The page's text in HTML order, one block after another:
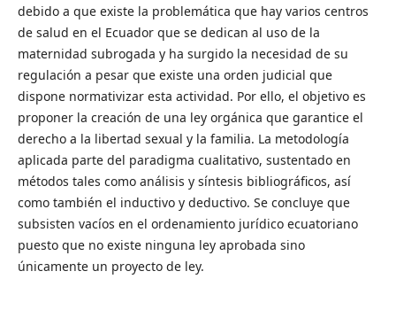
debido a que existe la problemática que hay varios centros
de salud en el Ecuador que se dedican al uso de la
maternidad subrogada y ha surgido la necesidad de su
regulación a pesar que existe una orden judicial que
dispone normativizar esta actividad. Por ello, el objetivo es
proponer la creación de una ley orgánica que garantice el
derecho a la libertad sexual y la familia. La metodología
aplicada parte del paradigma cualitativo, sustentado en
métodos tales como análisis y síntesis bibliográficos, así
como también el inductivo y deductivo. Se concluye que
subsisten vacíos en el ordenamiento jurídico ecuatoriano
puesto que no existe ninguna ley aprobada sino
únicamente un proyecto de ley.